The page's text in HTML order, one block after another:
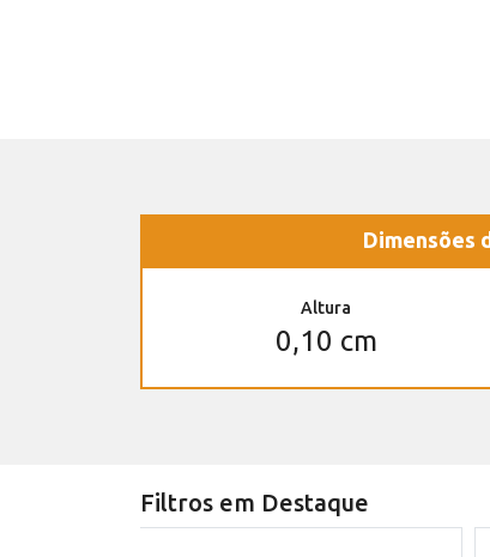
Dimensões
Altura
0,10 cm
Filtros em Destaque